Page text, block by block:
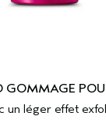
GOMMAGE
un léger effet